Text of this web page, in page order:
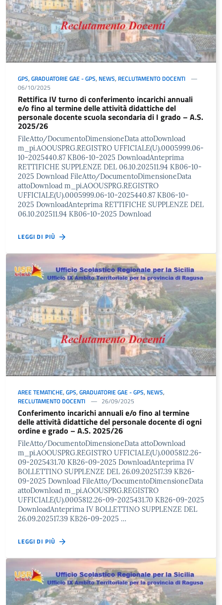
GPS, GRADUATORIE GAE - GPS, NEWS, RECLUTAMENTO DOCENTI
06/10/2025
Rettifica IV turno di conferimento incarichi annuali
e/o fino al termine delle attività didattiche del
personale docente scuola secondaria di I grado – A.S.
2025/26
FileAtto/DocumentoDimensioneData attoDownload
m_pi.AOOUSPRG.REGISTRO UFFICIALE(U).0005999.06-
10-2025440.87 KB06-10-2025 DownloadAnteprima
RETTIFICHE SUPPLENZE DEL 06.10.202511.94 KB06-10-
2025 Download FileAtto/DocumentoDimensioneData
attoDownload m_pi.AOOUSPRG.REGISTRO
UFFICIALE(U).0005999.06-10-2025440.87 KB06-10-
2025 DownloadAnteprima RETTIFICHE SUPPLENZE DEL
06.10.202511.94 KB06-10-2025 Download
LEGGI DI PIÙ
AREE TEMATICHE, GPS, GRADUATORIE GAE - GPS, NEWS,
RECLUTAMENTO DOCENTI
26/09/2025
Conferimento incarichi annuali e/o fino al termine
delle attività didattiche del personale docente di ogni
ordine e grado – A.S. 2025/26
FileAtto/DocumentoDimensioneData attoDownload
m_pi.AOOUSPRG.REGISTRO UFFICIALE(U).0005812.26-
09-2025431.70 KB26-09-2025 DownloadAnteprima IV
BOLLETTINO SUPPLENZE DEL 26.09.202517.39 KB26-
09-2025 Download FileAtto/DocumentoDimensioneData
attoDownload m_pi.AOOUSPRG.REGISTRO
UFFICIALE(U).0005812.26-09-2025431.70 KB26-09-2025
DownloadAnteprima IV BOLLETTINO SUPPLENZE DEL
26.09.202517.39 KB26-09-2025 …
LEGGI DI PIÙ